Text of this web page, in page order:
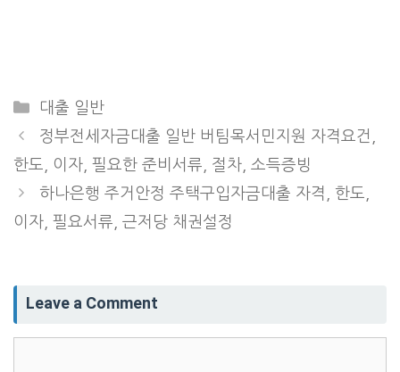
Categories
대출 일반
정부전세자금대출 일반 버팀목서민지원 자격요건,
한도, 이자, 필요한 준비서류, 절차, 소득증빙
하나은행 주거안정 주택구입자금대출 자격, 한도,
이자, 필요서류, 근저당 채권설정
Leave a Comment